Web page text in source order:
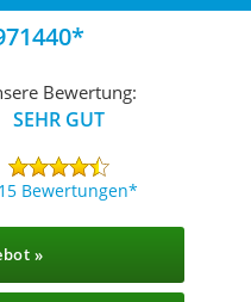
Bewertung:
SEHR GUT
Bewertungen
»